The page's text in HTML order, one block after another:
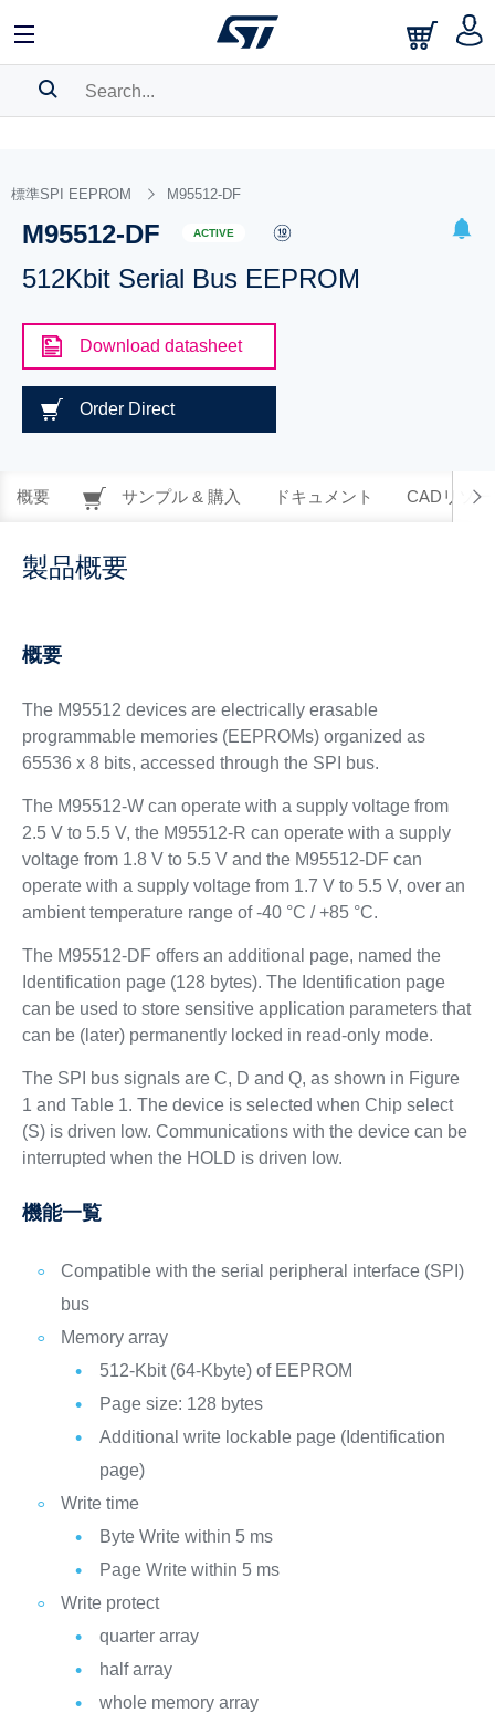
BOOKMARK
Pleaselog into show your saved searches.
標準SPI EEPROM M95512-DF
M95512-DF ACTIVE
512Kbit Serial Bus EEPROM
Download datasheet
Order Direct
概要 サンプル & 購入 ドキュメント CADリソー
製品概要
概要
The M95512 devices are electrically erasable
programmable memories (EEPROMs) organized as
65536 x 8 bits, accessed through the SPI bus.
The M95512-W can operate with a supply voltage from
2.5 V to 5.5 V, the M95512-R can operate with a supply
voltage from 1.8 V to 5.5 V and the M95512-DF can
operate with a supply voltage from 1.7 V to 5.5 V, over an
ambient temperature range of -40 °C / +85 °C.
The M95512-DF offers an additional page, named the
Identification page (128 bytes). The Identification page
can be used to store sensitive application parameters that
can be (later) permanently locked in read-only mode.
The SPI bus signals are C, D and Q, as shown in Figure
1 and Table 1. The device is selected when Chip select
(S) is driven low. Communications with the device can be
interrupted when the HOLD is driven low.
機能一覧
Compatible with the serial peripheral interface (SPI)
bus
Memory array
512-Kbit (64-Kbyte) of EEPROM
Page size: 128 bytes
Additional write lockable page (Identification
page)
Write time
Byte Write within 5 ms
Page Write within 5 ms
Write protect
quarter array
half array
whole memory array